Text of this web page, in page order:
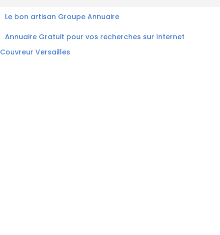
Le bon artisan Groupe Annuaire
Annuaire Gratuit pour vos recherches sur Internet
Couvreur Versailles